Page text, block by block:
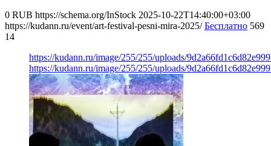
0 RUB https://schema.org/InStock 2025-10-22T14:40:00+03:00
https://kudann.ru/event/art-festival-pesni-mira-2025/ Бесплатно 569
14
https://kudann.ru/image/255/255/uploads/
https://kudann.ru/image/255/255/uploads/